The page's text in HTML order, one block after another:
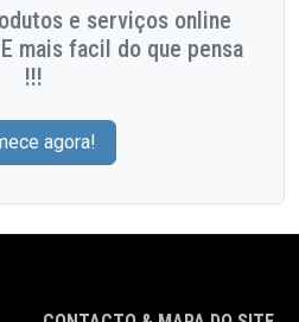
e serviços online
mais facil do que pensa
!!!
agora!